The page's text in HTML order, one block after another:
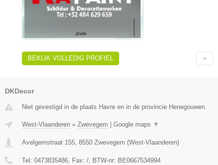
BEKIJK VOLLEDIG PROFIEL
DKDecor
Niet gevestigd in de plaats Havre en in de provincie Henegouwen.
West-Vlaanderen » Zwevegem Google maps ▼
Avelgemstraat 155, 8550 Zwevegem (West-Vlaanderen)
Tel: 0473835486, Fax: /, BTW-nr: BE0667534994